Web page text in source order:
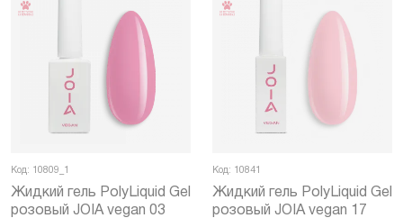
Код: 10809_1
Жидкий гель PolyLiquid Gel
розовый JOIA vegan 03
Код: 10841
Жидкий гель PolyLiquid Gel
розовый JOIA vegan 17